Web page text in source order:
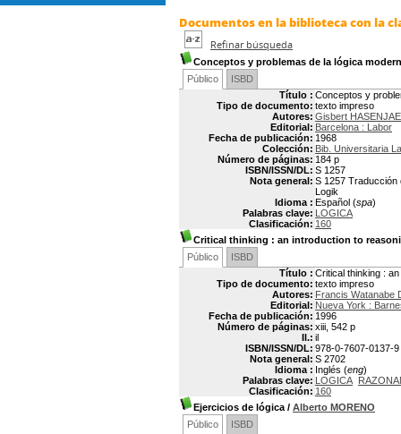
Documentos en la biblioteca con la
Refinar búsqueda
Conceptos y problemas de la lógica
Público
ISBD
Título : Conceptos y
Tipo de documento: texto impreso
Autores: Gisbert
Editorial: Barcelona : Labor
Fecha de publicación: 1968
Colección: Bib. Universitaria
Número de páginas: 184 p
ISBN/ISSN/DL: S 1257
Nota general: S 1257 Traducción
Logik
Idioma : Español (spa)
Palabras clave: LOGICA
Clasificación: 160
Critical thinking : an introduction to
Público
ISBD
Título : Critical thinking :
Tipo de documento: texto impreso
Autores: Francis Watanabe
Editorial: Nueva York :
Fecha de publicación: 1996
Número de páginas: xiii, 542 p
Il.: il
ISBN/ISSN/DL: 978-0-7607-0137-9
Nota general: S 2702
Idioma : Inglés (eng)
Palabras clave: LOGICA
Clasificación: 160
Ejercicios de lógica / Alberto MORENO
Público
ISBD